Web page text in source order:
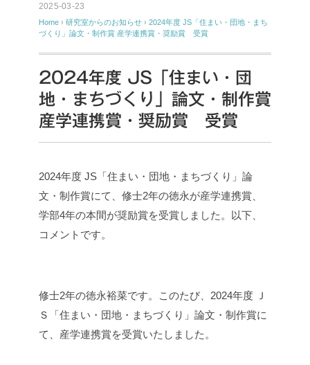
2025-03-23
Home › 研究室からのお知らせ › 2024年度 JS「住まい・団地・まち
づくり」論文・制作賞 産学連携賞・奨励賞 受賞
2024年度 JS「住まい・団
地・まちづくり」論文・制作賞
産学連携賞・奨励賞 受賞
2024年度 JS「住まい・団地・まちづくり」論
文・制作賞にて、修士2年の徳永が産学連携賞、
学部4年の本間が奨励賞を受賞しました。以下、
コメントです。
修士2年の徳永裕菜です。
このたび、2024年度 Ｊ
Ｓ「住まい・団地・まちづくり」論文・制作賞に
て、産学連携賞を受賞いたしました。